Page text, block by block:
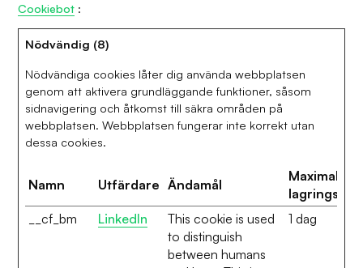
Cookiebot :
Nödvändig (8)
Nödvändiga cookies låter dig använda webbplatsen
genom att aktivera grundläggande funktioner, såsom
sidnavigering och åtkomst till säkra områden på
webbplatsen. Webbplatsen fungerar inte korrekt utan
dessa cookies.
Namn Utfärdare Ändamål
Maximal
lagringstid
__cf_bm
LinkedIn
This cookie is used
to distinguish
between humans
1 dag